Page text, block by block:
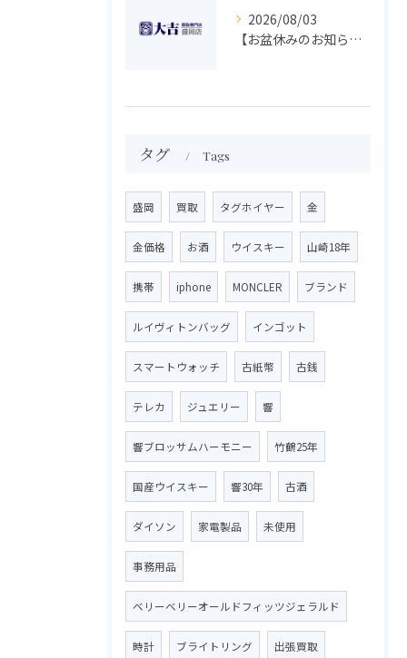
2026/08/03
【お盆休みのお知らせ】買取専門 大吉 盛岡店
タグ Tags
盛岡 買取 タグホイヤー 金
金価格 お酒 ウイスキー 山崎18年
携帯 iphone MONCLER ブランド
ルイヴィトンバッグ インゴット
スマートウォッチ 古紙幣 古銭
テレカ ジュエリー 響
響ブロッサムハーモニー 竹鶴25年
国産ウイスキー 響30年 古酒
ダイソン 家電製品 未使用
事務用品
ベリーベリーオールドフィッツジェラルド
時計 ブライトリング 出張買取